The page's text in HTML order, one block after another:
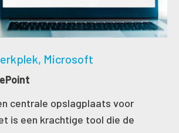
Microsoft
centrale opslagplaats voor
is een krachtige tool die de